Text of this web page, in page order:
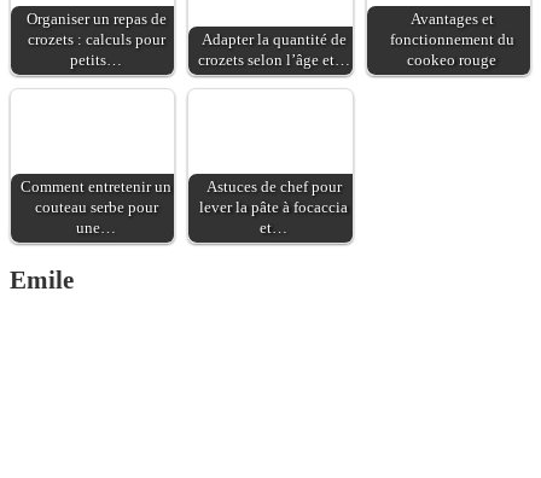
Organiser un repas de
crozets : calculs pour
petits…
Adapter la quantité de
crozets selon l’âge et…
Avantages et
fonctionnement du
cookeo rouge
Comment entretenir un
couteau serbe pour
une…
Astuces de chef pour
lever la pâte à focaccia
et…
Emile